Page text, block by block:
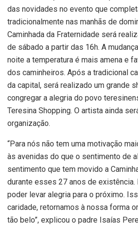
das novidades no evento que
tradicionalmente nas manhãs de
Caminhada da Fraternidade será
de sábado a partir das 16h. A
noite a temperatura é mais amena e
dos caminheiros. Após a tradicional
da capital, será realizado um grande
congregar a alegria do povo
Teresina Shopping. O artista ainda
organização.
“Para nós não tem uma motivação
às avenidas do que o sentimento de
sentimento que tem movido a
durante esses 27 anos de existência.
poder levar alegria para o próximo.
caridade, retornamos à nossa forma
tão belo”, explicou o padre Isaías